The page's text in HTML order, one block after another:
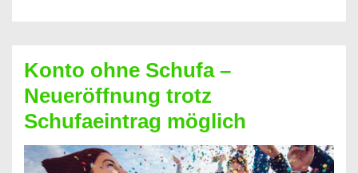
Sie
einen
Kredit
ohne
Einkommensnachweis
Konto ohne Schufa –
Neueröffnung trotz
Schufaeintrag möglich